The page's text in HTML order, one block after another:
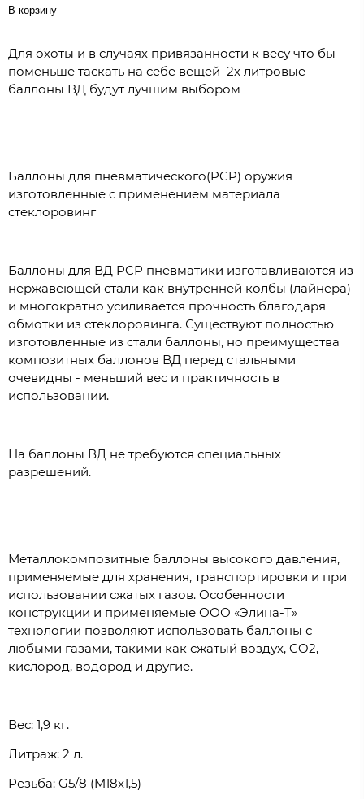
В корзину
Для охоты и в случаях привязанности к весу что бы
поменьше таскать на себе вещей 2х литровые
баллоны ВД будут лучшим выбором
Баллоны для пневматического(PCP) оружия
изготовленные с применением материала
стеклоровинг
Баллоны для ВД PCP пневматики изготавливаются из
нержавеющей стали как внутренней колбы (лайнера)
и многократно усиливается прочность благодаря
обмотки из стеклоровинга. Существуют полностью
изготовленные из стали баллоны, но преимущества
композитных баллонов ВД перед стальными
очевидны - меньший вес и практичность в
использовании.
На баллоны ВД не требуются специальных
разрешений.
Металлокомпозитные баллоны высокого давления,
применяемые для хранения, транспортировки и при
использовании сжатых газов. Особенности
конструкции и применяемые ООО «Элина-Т»
технологии позволяют использовать баллоны с
любыми газами, такими как сжатый воздух, CO2,
кислород, водород и другие.
Вес: 1,9 кг.
Литраж: 2 л.
Резьба: G5/8 (M18x1,5)